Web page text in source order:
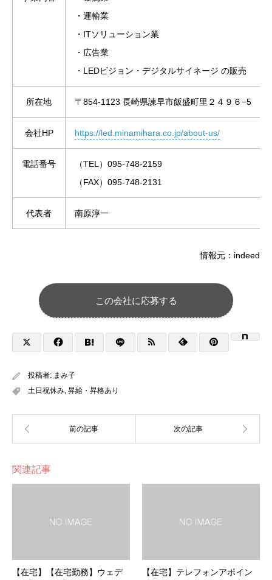
・運輸業
・ITソリューション業
・広告業
・LEDビジョン・デジタルサイネージ の販売
所在地 〒854-1123 長崎県諫早市飯盛町里２４９６−5
会社HP https://led.minamihara.co.jp/about-us/
電話番号
（TEL）095-748-2159
（FAX）095-748-2131
代表者 南原淳一
情報元：indeed
この会社に応募する
投稿者: まみ子
土日祝休み, 昇給・昇格あり
関連記事
【在宅】【在宅勤務】ウェデ
【在宅】テレフォンアポイン